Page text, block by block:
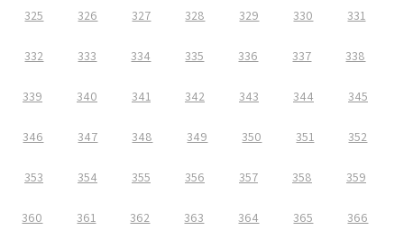
325 326 327 328 329 330 331
332 333 334 335 336 337 338
339 340 341 342 343 344 345
346 347 348 349 350 351 352
353 354 355 356 357 358 359
360 361 362 363 364 365 366